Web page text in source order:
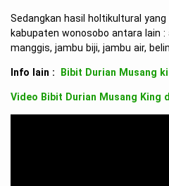
Sedangkan hasil holtikultural
kabupaten wonosobo antara lain :
manggis, jambu biji, jambu air,
Info lain : Bibit Durian Musang
Video Bibit Durian Musang King